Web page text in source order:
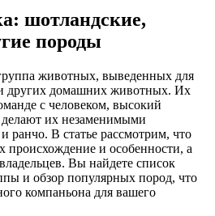
шотландские,
породы
животных, выведенных для
других домашних животных. Их
с человеком, высокий
делают их незаменимыми
В статье рассмотрим, что
происхождение и особенности, а
Вы найдете список
и обзор популярных пород, что
компаньона для вашего